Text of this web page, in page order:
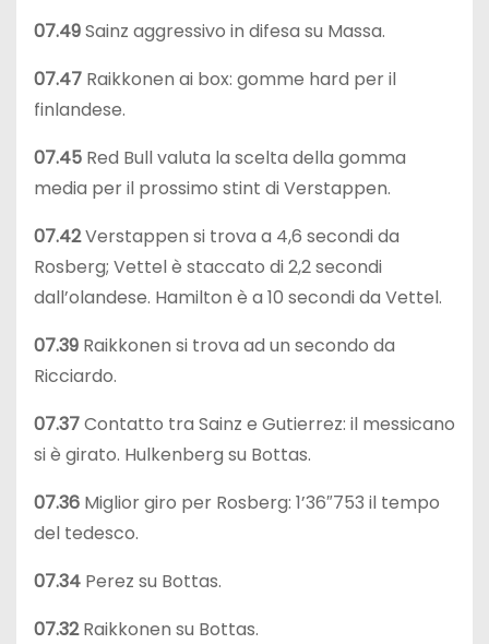
07.49Sainz aggressivo in difesa su Massa.
07.47 Raikkonen ai box: gomme hard per il
finlandese.
07.45 Red Bull valuta la scelta della gomma
media per il prossimo stint di Verstappen.
07.42Verstappen si trova a 4,6 secondi da
Rosberg; Vettel è staccato di 2,2 secondi
dall’olandese. Hamilton è a 10 secondi da Vettel.
07.39 Raikkonen si trova ad un secondo da
Ricciardo.
07.37Contatto tra Sainz e Gutierrez: il messicano
si è girato. Hulkenberg su Bottas.
07.36 Miglior giro per Rosberg: 1’36″753 il tempo
del tedesco.
07.34 Perez su Bottas.
07.32Raikkonen su Bottas.